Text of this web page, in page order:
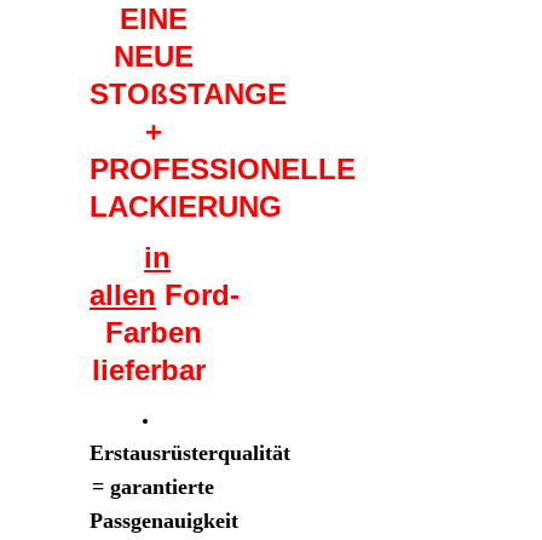
EINE
NEUE
STOßSTANGE
+
PROFESSIONELLE
LACKIERUNG
in
allen Ford-
Farben
lieferbar
Erstausrüsterqualität
= garantierte
Passgenauigkeit